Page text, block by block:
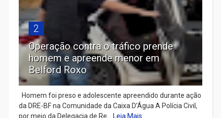
2
Operação contra o tráfico prende
homem e apreende menor em
Belford Roxo
Homem foi preso e adolescente apreendido durante ação
da DRE-BF na Comunidade da Caixa D’Água A Polícia Civil,
por meio da Delegacia de Re...
Leia Mais